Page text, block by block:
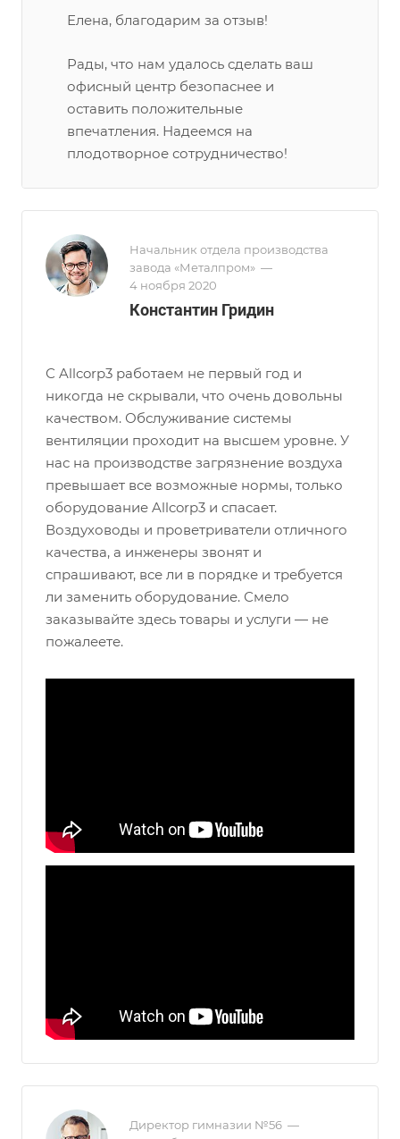
Елена, благодарим за отзыв!
Рады, что нам удалось сделать ваш
офисный центр безопаснее и
оставить положительные
впечатления. Надеемся на
плодотворное сотрудничество!
Начальник отдела производства
завода «Металпром» —
4 ноября 2020
Константин Гридин
С Allcorp3 работаем не первый год и
никогда не скрывали, что очень довольны
качеством. Обслуживание системы
вентиляции проходит на высшем уровне. У
нас на производстве загрязнение воздуха
превышает все возможные нормы, только
оборудование Allcorp3 и спасает.
Воздуховоды и проветриватели отличного
качества, а инженеры звонят и
спрашивают, все ли в порядке и требуется
ли заменить оборудование. Смело
заказывайте здесь товары и услуги — не
пожалеете.
Директор гимназии №56 —